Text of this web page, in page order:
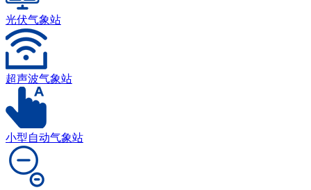
光伏气象站
超声波气象站
小型自动气象站